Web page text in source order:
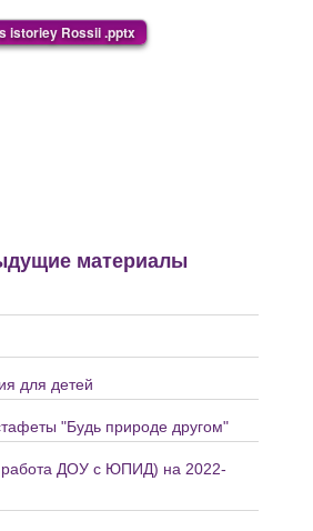
istoriey Rossii .pptx
материалы
для детей
"Будь природе другом"
ДОУ с ЮПИД) на 2022-